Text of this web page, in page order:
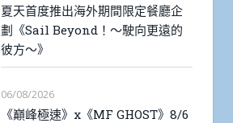
夏天首度推出海外期間限定餐廳企
劃《Sail Beyond！～駛向更遠的
彼方～》
06/08/2026
《巔峰極速》x《MF GHOST》8/6